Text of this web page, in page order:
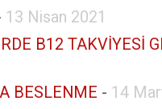
13 Nisan 2021
B12 TAKVİYESİ
BESLENME - 14